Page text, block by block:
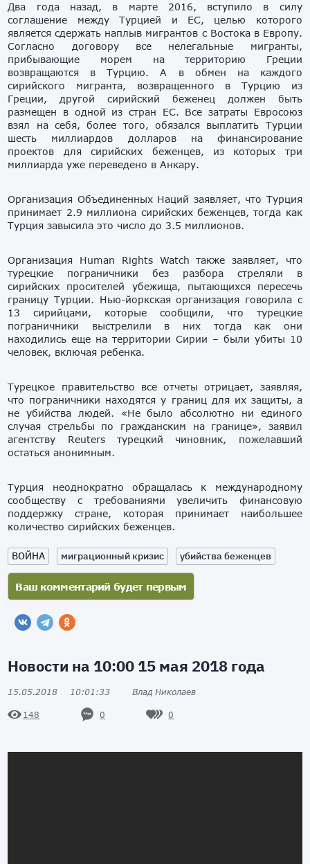
Два года назад, в марте 2016, вступило в силу
соглашение между Турцией и ЕС, целью которого
является сдержать наплыв мигрантов с Востока в Европу.
Согласно договору все нелегальные мигранты,
прибывающие морем на территорию Греции
возвращаются в Турцию. А в обмен на каждого
сирийского мигранта, возвращенного в Турцию из
Греции, другой сирийский беженец должен быть
размещен в одной из стран ЕС. Все затраты Евросоюз
взял на себя, более того, обязался выплатить Турции
шесть миллиардов долларов на финансирование
проектов для сирийских беженцев, из которых три
миллиарда уже переведено в Анкару.
Организация Объединенных Наций заявляет, что Турция
принимает 2.9 миллиона сирийских беженцев, тогда как
Турция завысила это число до 3.5 миллионов.
Организация Human Rights Watch также заявляет, что
турецкие пограничники без разбора стреляли в
сирийских просителей убежища, пытающихся пересечь
границу Турции. Нью-йоркская организация говорила с
13 сирийцами, которые сообщили, что турецкие
пограничники выстрелили в них тогда как они
находились еще на территории Сирии – были убиты 10
человек, включая ребенка.
Турецкое правительство все отчеты отрицает, заявляя,
что пограничники находятся у границ для их защиты, а
не убийства людей. «Не было абсолютно ни единого
случая стрельбы по гражданским на границе», заявил
агентству Reuters турецкий чиновник, пожелавший
остаться анонимным.
Турция неоднократно обращалась к международному
сообществу с требованиями увеличить финансовую
поддержку стране, которая принимает наибольшее
количество сирийских беженцев.
ВОЙНА миграционный кризис убийства беженцев
Новости на 10:00 15 мая 2018 года
15.05.2018 10:01:33 Влад Николаев
148 0 0